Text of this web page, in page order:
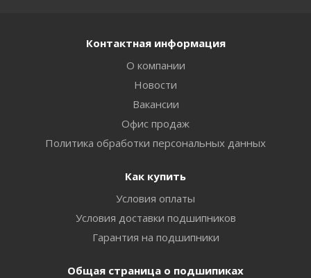
Контактная информация
О компании
Новости
Вакансии
Офис продаж
Политика обработки персональных данных
Как купить
Условия оплаты
Условия доставки подшипников
Гарантия на подшипники
Общая страница о подшипиках